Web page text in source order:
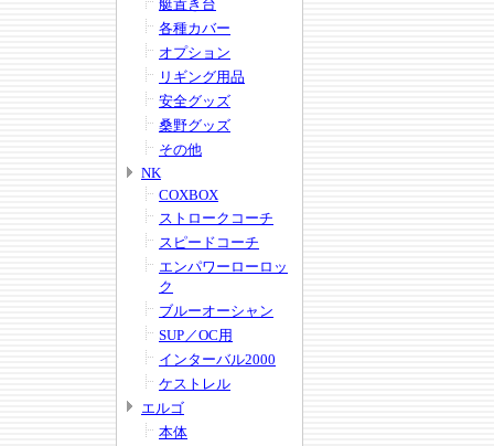
艇置き台
各種カバー
オプション
リギング用品
安全グッズ
桑野グッズ
その他
NK
COXBOX
ストロークコーチ
スピードコーチ
エンパワーローロッ
ク
ブルーオーシャン
SUP／OC用
インターバル2000
ケストレル
エルゴ
本体